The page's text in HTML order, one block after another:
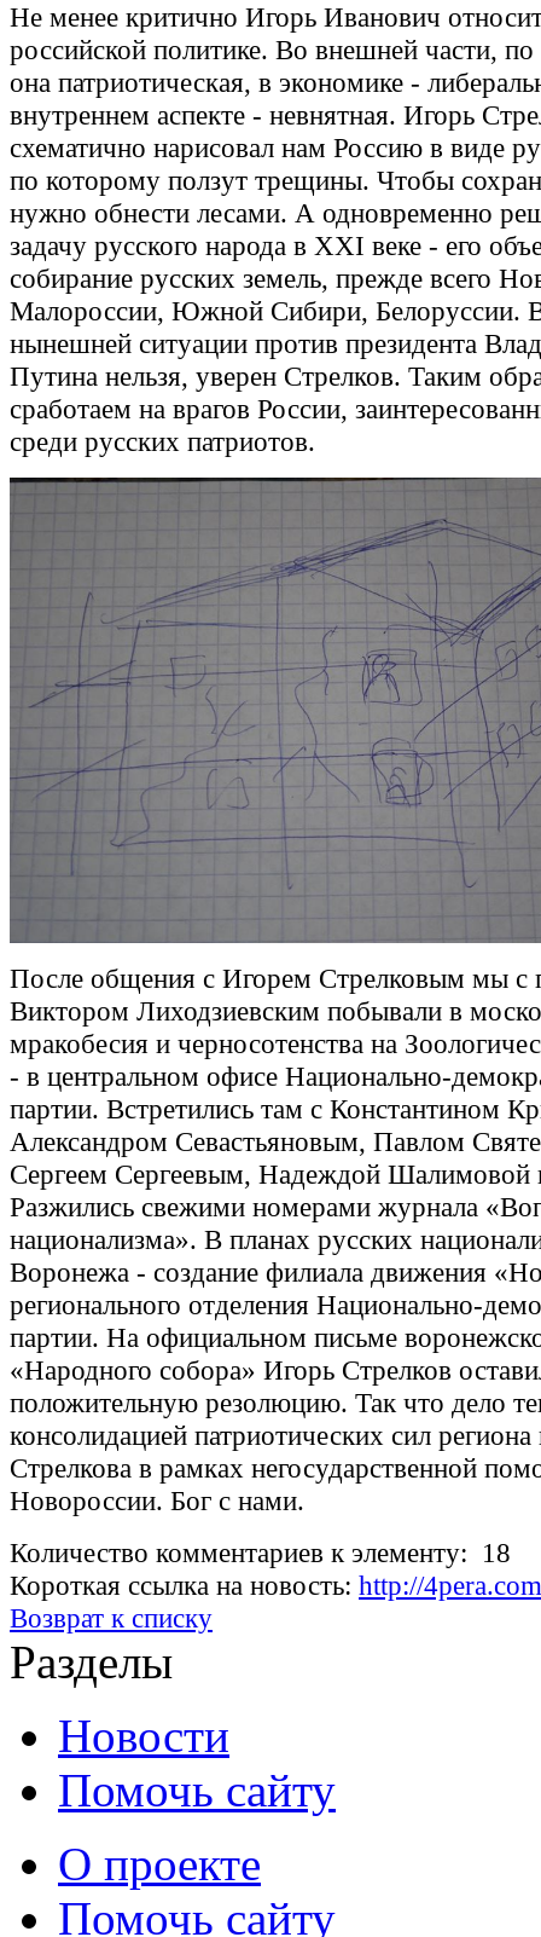
Не менее критично Игорь Иванович
российской политике. Во внешней части, по
она патриотическая, в экономике -
внутреннем аспекте - невнятная. Игорь
схематично нарисовал нам Россию в виде
по которому ползут трещины. Чтобы
нужно обнести лесами. А одновременно
задачу русского народа в XXI веке - его
собирание русских земель, прежде всего
Малороссии, Южной Сибири, Белоруссии.
нынешней ситуации против президента
Путина нельзя, уверен Стрелков. Таким
сработаем на врагов России,
среди русских патриотов.
После общения с Игорем Стрелковым мы с
Виктором Лиходзиевским побывали в
мракобесия и черносотенства на
- в центральном офисе Национально-
партии. Встретились там с Константином
Александром Севастьяновым, Павлом
Сергеем Сергеевым, Надеждой Шалимовой
Разжились свежими номерами журнала
национализма». В планах русских
Воронежа - создание филиала движения
регионального отделения Национально-
партии. На официальном письме
«Народного собора» Игорь Стрелков
положительную резолюцию. Так что дело
консолидацией патриотических сил региона
Стрелкова в рамках негосударственной
Новороссии. Бог с нами.
Количество комментариев к элементу: 18
Короткая ссылка на новость: http://
Возврат к списку
Разделы
Новости
Помочь сайту
О проекте
Помочь сайту